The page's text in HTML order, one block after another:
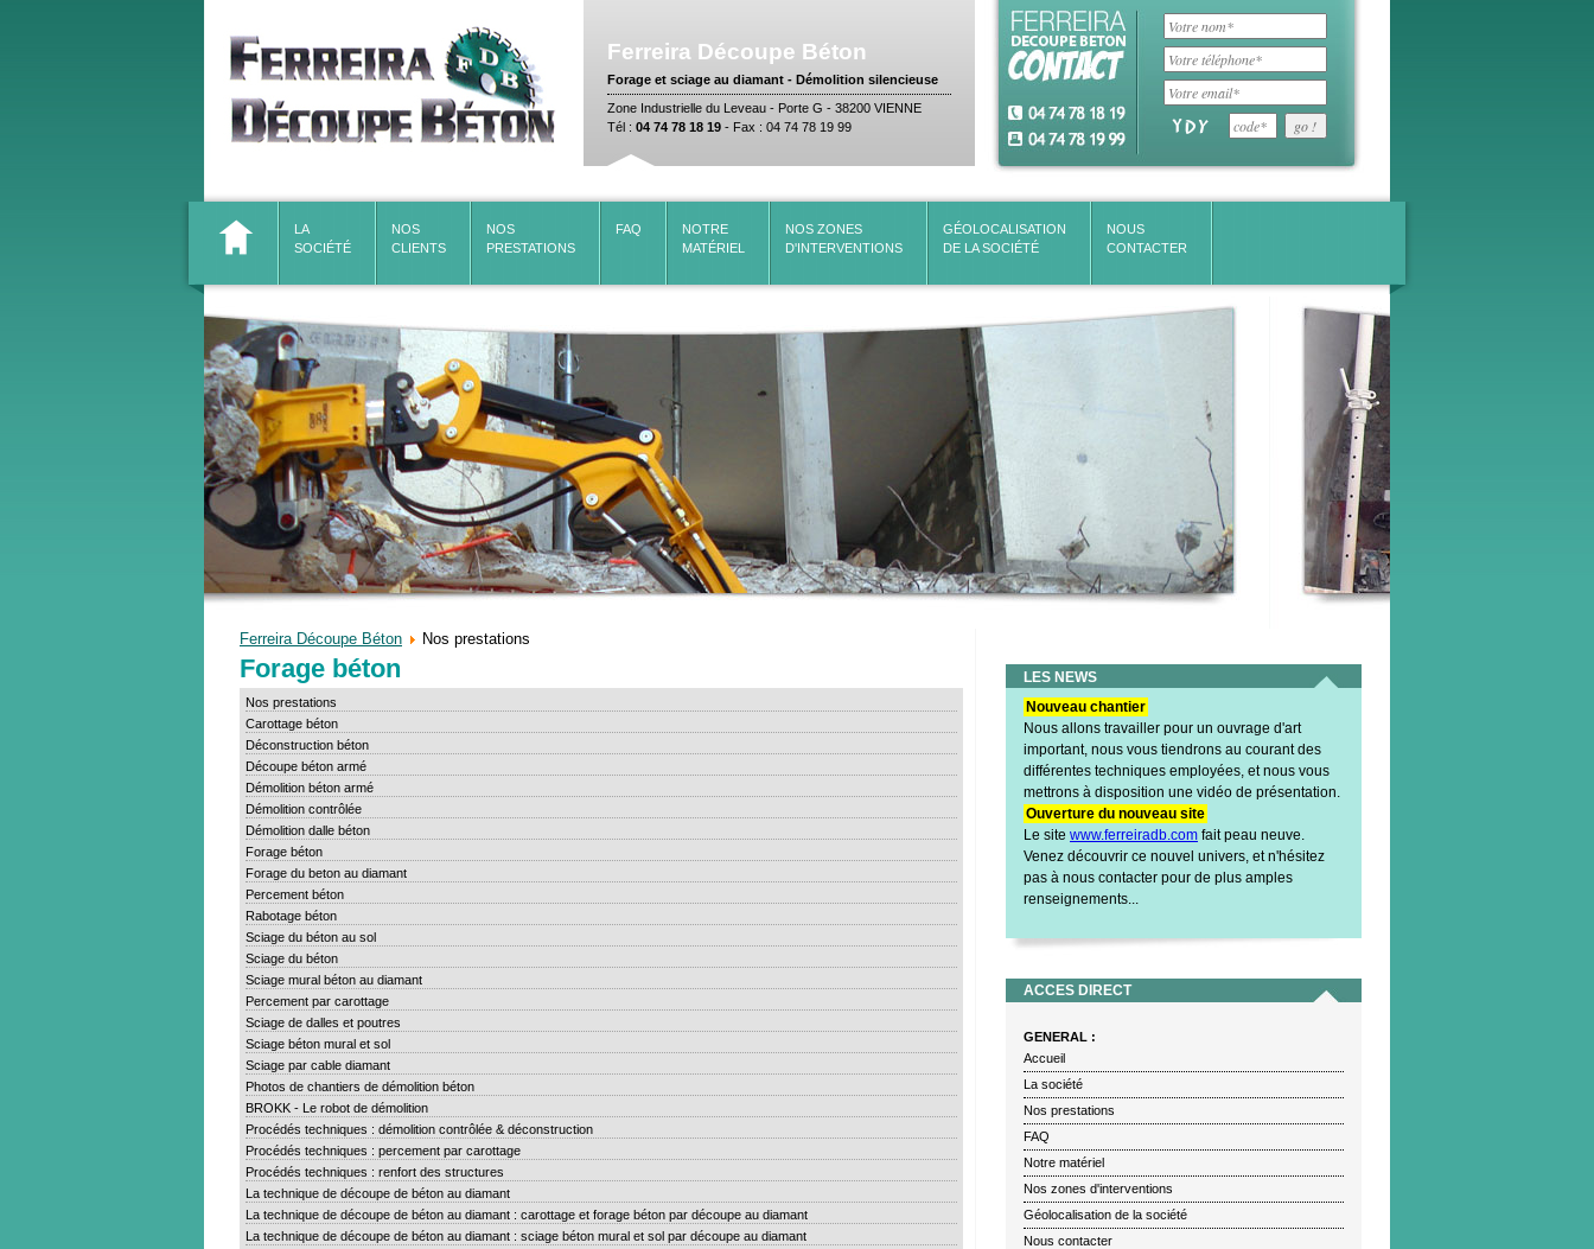
Ferreira Découpe Béton
Forage et sciage au diamant - Démolition silencieuse
Zone Industrielle du Leveau - Porte G - 38200 VIENNE
Tél : 04 74 78 18 19 - Fax : 04 74 78 19 99
LA
SOCIÉTÉ
NOS
CLIENTS
NOS
PRESTATIONS
FAQ
NOTRE
MATÉRIEL
NOS ZONES
D'INTERVENTIONS
GÉOLOCALISATION
DE LA SOCIÉTÉ
NOUS
CONTACTER
Ferreira Découpe Béton Nos prestations
Forage béton
Nos prestations
Carottage béton
Déconstruction béton
Découpe béton armé
Démolition béton armé
Démolition contrôlée
Démolition dalle béton
Forage béton
Forage du beton au diamant
Percement béton
Rabotage béton
Sciage du béton au sol
Sciage du béton
Sciage mural béton au diamant
Percement par carottage
Sciage de dalles et poutres
Sciage béton mural et sol
Sciage par cable diamant
Photos de chantiers de démolition béton
BROKK - Le robot de démolition
Procédés techniques : démolition contrôlée & déconstruction
Procédés techniques : percement par carottage
Procédés techniques : renfort des structures
La technique de découpe de béton au diamant
La technique de découpe de béton au diamant : carottage et forage béton par découpe au diamant
La technique de découpe de béton au diamant : sciage béton mural et sol par découpe au diamant
LES NEWS
Nouveau chantier
Nous allons travailler pour un ouvrage d'art
important, nous vous tiendrons au courant des
différentes techniques employées, et nous vous
mettrons à disposition une vidéo de présentation.
Ouverture du nouveau site
Le site www.ferreiradb.com fait peau neuve.
Venez découvrir ce nouvel univers, et n'hésitez
pas à nous contacter pour de plus amples
renseignements...
ACCES DIRECT
GENERAL :
Accueil
La société
Nos prestations
FAQ
Notre matériel
Nos zones d'interventions
Géolocalisation de la société
Nous contacter